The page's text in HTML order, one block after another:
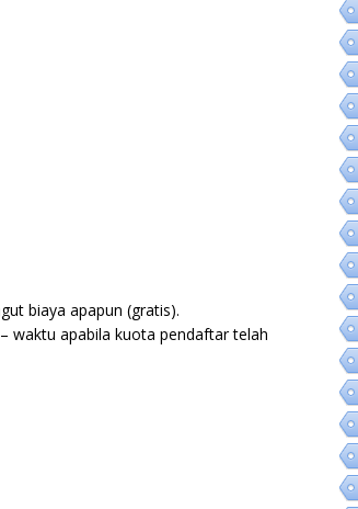
biaya apapun (gratis).
waktu apabila kuota pendaftar telah